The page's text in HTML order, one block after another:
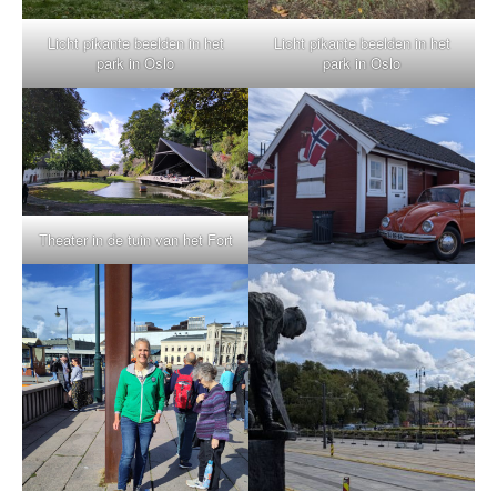
Licht pikante beelden in het
park in Oslo
Licht pikante beelden in het
park in Oslo
Theater in de tuin van het Fort